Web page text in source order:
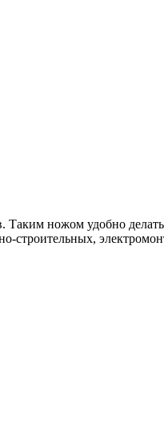
Таким ножом удобно
строительных,